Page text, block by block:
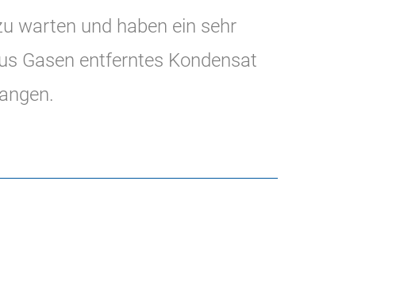
warten und haben ein sehr
Gasen entferntes Kondensat